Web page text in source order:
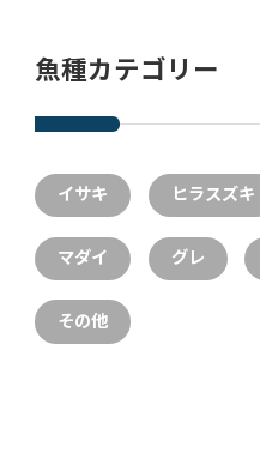
魚種カテゴリー
イサキ ヒラスズキ
マダイ グレ
その他